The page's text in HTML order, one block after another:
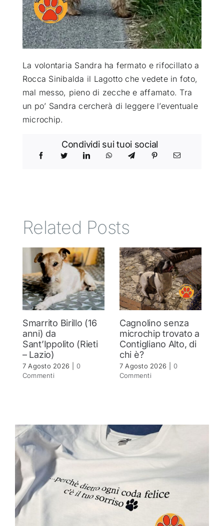
CHI SIAMO
RUBRICHE
La volontaria Sandra ha fermato e rifocillato a
Rocca Sinibalda il Lagotto che vedete in foto,
mal messo, pieno di zecche e affamato. Tra
un po’ Sandra cercherà di leggere l’eventuale
microchip.
Condividi sui tuoi social
Related Posts
Smarrito Birillo (16
anni) da
Sant’Ippolito (Rieti
– Lazio)
7 Agosto 2026
0
Commenti
Cagnolino senza
microchip trovato a
Contigliano Alto, di
chi è?
7 Agosto 2026
0
Commenti